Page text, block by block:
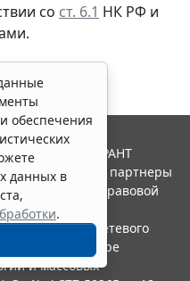
со ст. 6.1 НК РФ и
.
обеспечения
данных в
.
Система ГАРАНТ
"Гарант" и ее партнеры
ассоциации правовой
в качестве сетевого
надзору в сфере
и массовых